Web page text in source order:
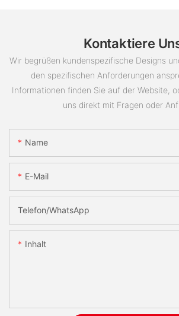
Kontaktiere
Wir begrüßen kundenspezifische Designs
den spezifischen Anforderungen
Informationen finden Sie auf der Website,
uns direkt mit Fragen oder
Name
E-Mail
Telefon/WhatsApp
Inhalt